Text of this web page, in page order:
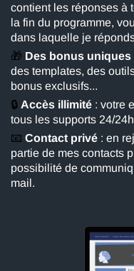
contient les réponses à
la fin du programme,
dans laquelle je
🎁 Des bonus uniques
des templates, des
bonus exclusifs...
🔒 Accès illimité : votre
tous les supports 24/
📧 Contact privé : en
partie de mes contacts
possibilité de
mail.